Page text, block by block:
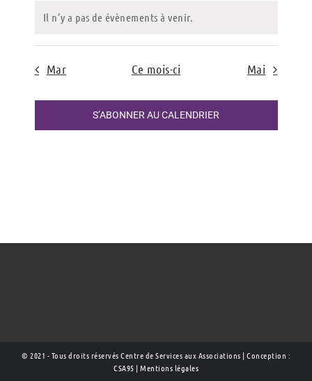
Il n’y a pas de évènements à venir.
Mar Ce mois-ci Mai
S’ABONNER AU CALENDRIER
© 2021 - Tous droits réservés Centre de Services aux Associations | Conception :
CSA95 | Mentions légales